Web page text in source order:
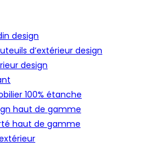
design
d’extérieur design
design
100% étanche
haut de gamme
haut de gamme